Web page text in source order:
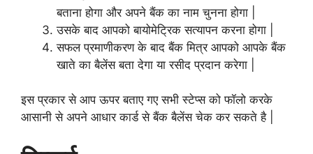
बताना होगा और अपने बैंक का नाम चुनना होगा |
उसके बाद आपको बायोमेट्रिक सत्यापन करना होगा |
सफल प्रमाणीकरण के बाद बैंक मित्र आपको आपके बैंक
खाते का बैलेंस बता देगा या रसीद प्रदान करेगा |
इस प्रकार से आप ऊपर बताए गए सभी स्टेप्स को फॉलो करके
आसानी से अपने आधार कार्ड से बैंक बैलेंस चेक कर सकते है |